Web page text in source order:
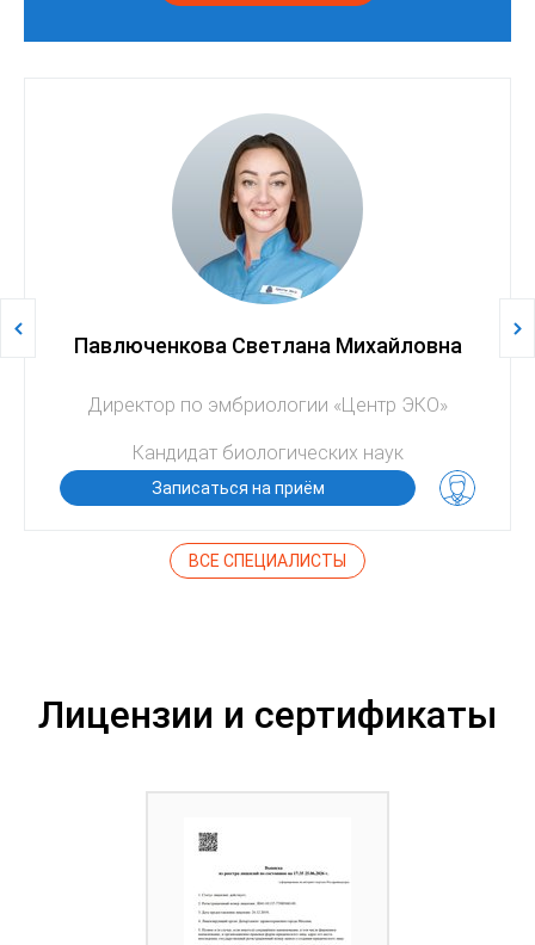
Павлюченкова Светлана Михайловна
Директор по эмбриологии «Центр ЭКО»
Кандидат биологических наук
Записаться на приём
ВСЕ СПЕЦИАЛИСТЫ
Лицензии и сертификаты